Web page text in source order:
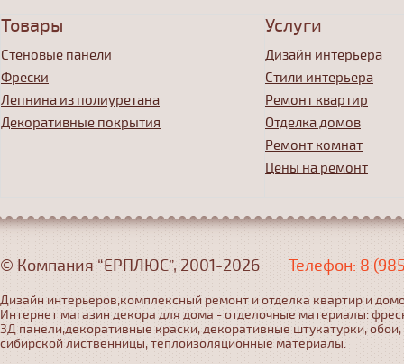
Товары
Стеновые панели
Фрески
Лепнина из полиуретана
Декоративные покрытия
Услуги
Дизайн интерьера
Стили интерьера
Ремонт квартир
Отделка домов
Ремонт комнат
Цены на ремонт
© Компания “ЕРПЛЮС”, 2001-2026 Телефон: 8
Дизайн интерьеров,комплексный ремонт и отделка квартир и
Интернет магазин декора для дома - отделочные материалы:
3Д панели,декоративные краски, декоративные штукатурки,
сибирской лиственницы, теплоизоляционные материалы.